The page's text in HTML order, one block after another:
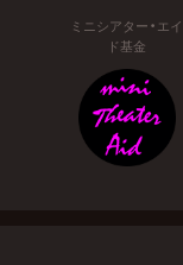
ミニシアター・エイ
ド基金